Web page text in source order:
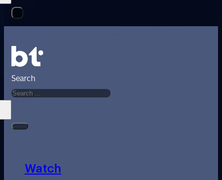
Search
Watch